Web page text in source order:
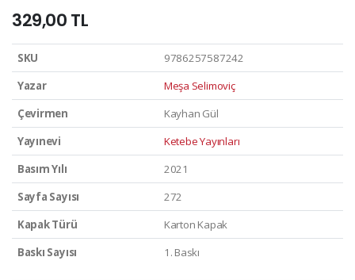
329,00 TL
SKU
9786257587242
Yazar
Meşa Selimoviç
Çevirmen
Kayhan Gül
Yayınevi
Ketebe Yayınları
Basım Yılı
2021
Sayfa Sayısı
272
Kapak Türü
Karton Kapak
Baskı Sayısı
1. Baskı